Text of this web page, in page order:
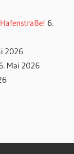
6.
2026
Mai 2026